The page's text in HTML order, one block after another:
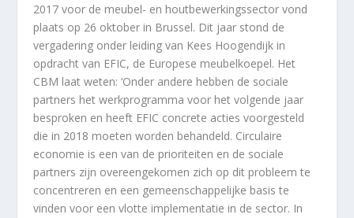
2017 voor de meubel- en houtbewerkingssector vond
plaats op 26 oktober in Brussel. Dit jaar stond de
vergadering onder leiding van Kees Hoogendijk in
opdracht van EFIC, de Europese meubelkoepel. Het
CBM laat weten: ‘Onder andere hebben de sociale
partners het werkprogramma voor het volgende jaar
besproken en heeft EFIC concrete acties voorgesteld
die in 2018 moeten worden behandeld. Circulaire
economie is een van de prioriteiten en de sociale
partners zijn overeengekomen zich op dit probleem te
concentreren en een gemeenschappelijke basis te
vinden voor een vlotte implementatie in de sector. In